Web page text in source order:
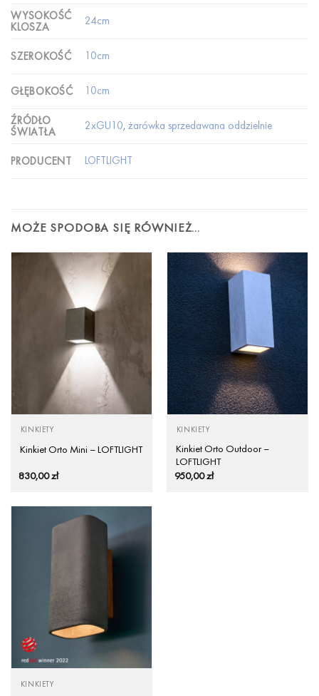
WYSOKOŚĆ
KLOSZA
24cm
SZEROKOŚĆ 10cm
GŁĘBOKOŚĆ 10cm
ŹRÓDŁO
ŚWIATŁA
2xGU10, żarówka sprzedawana oddzielnie
PRODUCENT LOFTLIGHT
MOŻE SPODOBA SIĘ RÓWNIEŻ…
KINKIETY
Kinkiet Orto Mini – LOFTLIGHT
830,00zł
KINKIETY
Kinkiet Orto Outdoor –
LOFTLIGHT
950,00zł
KINKIETY